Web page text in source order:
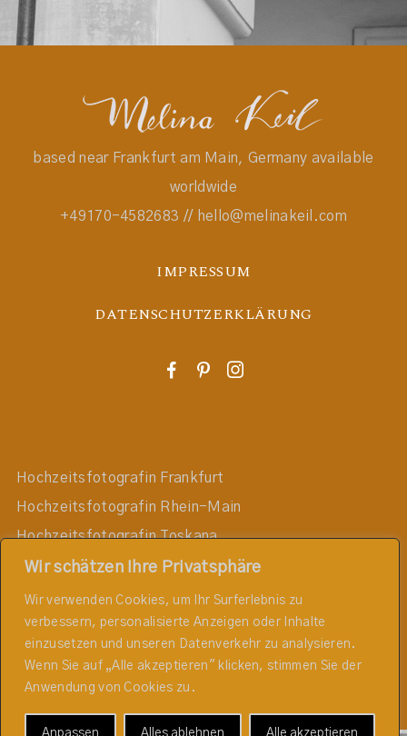
Wir schätzen Ihre Privatsphäre
Wir verwenden Cookies, um Ihr Surferlebnis zu
verbessern, personalisierte Anzeigen oder Inhalte
einzusetzen und unseren Datenverkehr zu analysieren.
Wenn Sie auf „Alle akzeptieren" klicken, stimmen Sie der
Anwendung von Cookies zu.
Anpassen Alles ablehnen Alle akzeptieren
based near Frankfurt am Main, Germany available
worldwide
+49170-4582683 // hello@melinakeil.com
IMPRESSUM
DATENSCHUTZERKLÄRUNG
F P I
Hochzeitsfotografin Frankfurt
Hochzeitsfotografin Rhein-Main
Hochzeitsfotografin Toskana
Hochzeitsfotografin Darmstadt
Hochzeitsfotografin Mainz
Hochzeitsfotografin Wiesbaden
Hochzeitsfotografin Taunus
Hochzeitsfotografin Rheingau